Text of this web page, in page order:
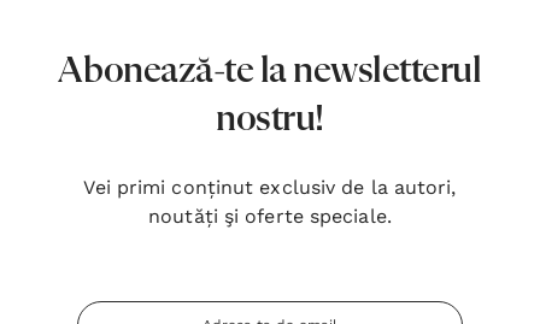
Abonează-te la newsletterul
nostru!
Vei primi conținut exclusiv de la autori,
noutăți şi oferte speciale.
Adresa